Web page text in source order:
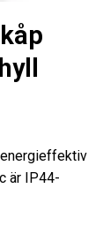
är IP44-